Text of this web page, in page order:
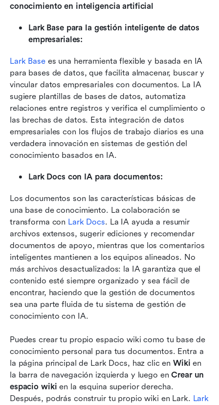
conocimiento en inteligencia artificial
Lark Base para la gestión inteligente de datos
empresariales:
Lark Base es una herramienta flexible y basada en IA
para bases de datos, que facilita almacenar, buscar y
vincular datos empresariales con documentos. La IA
sugiere plantillas de bases de datos, automatiza
relaciones entre registros y verifica el cumplimiento o
las brechas de datos. Esta integración de datos
empresariales con los flujos de trabajo diarios es una
verdadera innovación en sistemas de gestión del
conocimiento basados en IA.
Lark Docs con IA para documentos:
Los documentos son las características básicas de
una base de conocimiento. La colaboración se
transforma con Lark Docs. La IA ayuda a resumir
archivos extensos, sugerir ediciones y recomendar
documentos de apoyo, mientras que los comentarios
inteligentes mantienen a los equipos alineados. No
más archivos desactualizados: la IA garantiza que el
contenido esté siempre organizado y sea fácil de
encontrar, haciendo que la gestión de documentos
sea una parte fluida de tu sistema de gestión de
conocimiento con IA.
Puedes crear tu propio espacio wiki como tu base de
conocimiento personal para tus documentos. Entra a
la página principal de Lark Docs, haz clic en Wiki en
la barra de navegación izquierda y luego en Crear un
espacio wiki en la esquina superior derecha.
Después, podrás construir tu propio wiki en Lark. Lark